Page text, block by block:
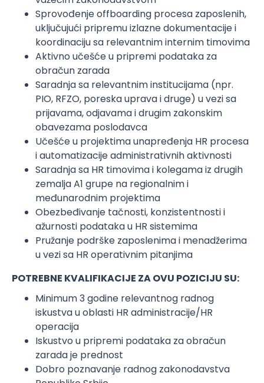
Sprovođenje offboarding procesa zaposlenih,
uključujući pripremu izlazne dokumentacije i
koordinaciju sa relevantnim internim timovima
Aktivno učešće u pripremi podataka za
obračun zarada
Saradnja sa relevantnim institucijama (npr.
PIO, RFZO, poreska uprava i druge) u vezi sa
prijavama, odjavama i drugim zakonskim
obavezama poslodavca
Učešće u projektima unapređenja HR procesa
i automatizacije administrativnih aktivnosti
Saradnja sa HR timovima i kolegama iz drugih
zemalja A1 grupe na regionalnim i
međunarodnim projektima
Obezbeđivanje tačnosti, konzistentnosti i
ažurnosti podataka u HR sistemima
Pružanje podrške zaposlenima i menadžerima
u vezi sa HR operativnim pitanjima
POTREBNE KVALIFIKACIJE ZA OVU POZICIJU SU:
Minimum 3 godine relevantnog radnog
iskustva u oblasti HR administracije/HR
operacija
Iskustvo u pripremi podataka za obračun
zarada je prednost
Dobro poznavanje radnog zakonodavstva